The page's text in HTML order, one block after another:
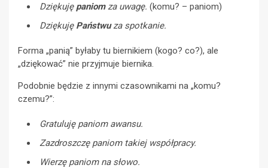
Dziękuję paniomza uwagę. (komu? – paniom)
Dziękuję Państwuza spotkanie.
Forma „panią” byłaby tu biernikiem (kogo? co?), ale
„dziękować” nie przyjmuje biernika.
Podobnie będzie z innymi czasownikami na „komu?
czemu?”:
Gratuluję paniom awansu.
Zazdroszczę paniom takiej współpracy.
Wierzę paniom na słowo.